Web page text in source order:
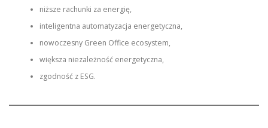
niższe rachunki za energię,
inteligentna automatyzacja energetyczna,
nowoczesny Green Office ecosystem,
większa niezależność energetyczna,
zgodność z ESG.